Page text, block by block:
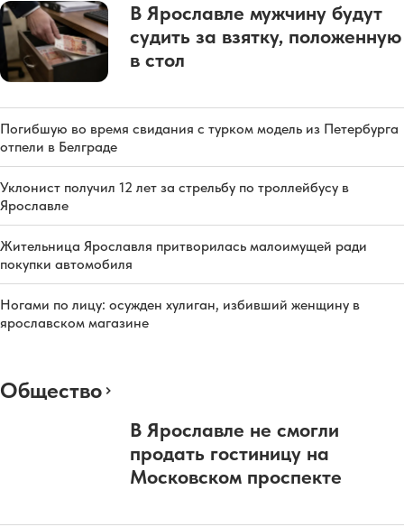
В Ярославле мужчину будут
судить за взятку, положенную
в стол
Погибшую во время свидания с турком модель из Петербурга
отпели в Белграде
Уклонист получил 12 лет за стрельбу по троллейбусу в
Ярославле
Жительница Ярославля притворилась малоимущей ради
покупки автомобиля
Ногами по лицу: осужден хулиган, избивший женщину в
ярославском магазине
Общество
В Ярославле не смогли
продать гостиницу на
Московском проспекте